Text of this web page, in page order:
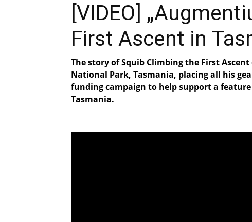
[VIDEO]
First Ascent in
The story of Squib Climbing the First
National Park, Tasmania, placing all his
funding campaign to help support a
Tasmania.